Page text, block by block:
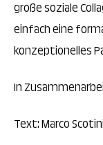
große soziale
einfach eine
konzeptionelles
In
Text: Marco Scotini